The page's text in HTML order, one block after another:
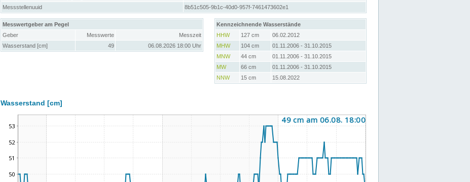
Messstellenuuid
8b51c505-9b1c-40d0-957f-7461473602e1
Messwertgeber am Pegel
Geber
Messwerte
Messzeit
Wasserstand [cm]
49 06.08.2026 18:00 Uhr
Kennzeichnende Wasserstände
HHW
127 cm
06.02.2012
MHW
104 cm
01.11.2006 - 31.10.2015
MNW
44 cm
01.11.2006 - 31.10.2015
MW
66 cm
01.11.2006 - 31.10.2015
NNW
15 cm 15.08.2022
Wasserstand [cm]